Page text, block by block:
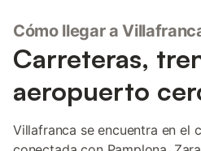
Cómo llegar a
Carreteras,
aeropuerto
Villafranca se encuentra en el